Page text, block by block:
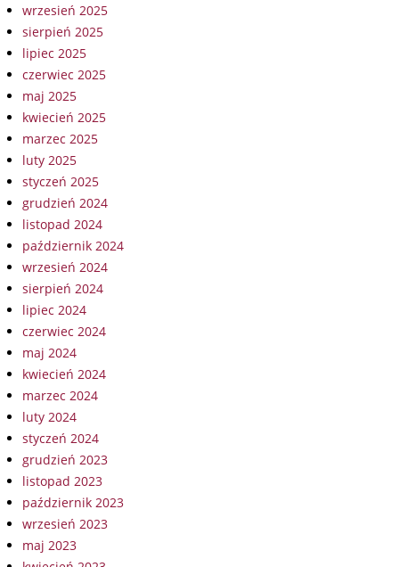
wrzesień 2025
sierpień 2025
lipiec 2025
czerwiec 2025
maj 2025
kwiecień 2025
marzec 2025
luty 2025
styczeń 2025
grudzień 2024
listopad 2024
październik 2024
wrzesień 2024
sierpień 2024
lipiec 2024
czerwiec 2024
maj 2024
kwiecień 2024
marzec 2024
luty 2024
styczeń 2024
grudzień 2023
listopad 2023
październik 2023
wrzesień 2023
maj 2023